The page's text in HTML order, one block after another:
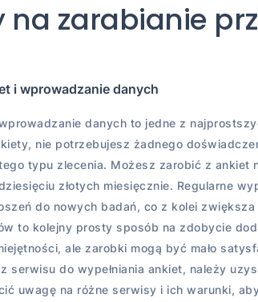
na zarabianie
i wprowadzanie danych
danych to jedne z
nie potrzebujesz żadnego
typu zlecenia. Możesz zarobić z ankiet
złotych miesięcznie. Regularne
do nowych badań, co z kolei zwiększa
to kolejny prosty sposób na zdobycie
ale zarobki mogą być mało
serwisu do wypełniania ankiet, należy
uwagę na różne serwisy i ich warunki,